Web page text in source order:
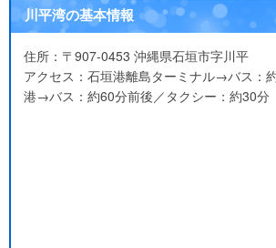
川平湾の基本情報
住所：〒907-0453 沖縄県石垣市字川平
アクセス：石垣港離島ターミナル→バス：
港→バス：約60分前後／タクシー：約30分